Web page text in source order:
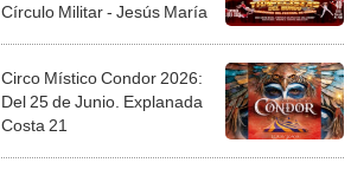
Círculo Militar - Jesús María
Circo Místico Condor 2026:
Del 25 de Junio. Explanada
Costa 21